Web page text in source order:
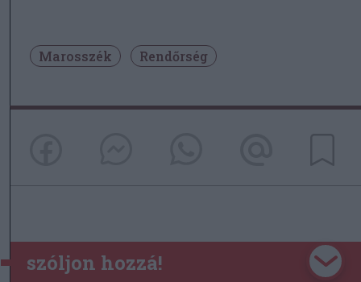
Marosszék Rendőrség
szóljon hozzá!